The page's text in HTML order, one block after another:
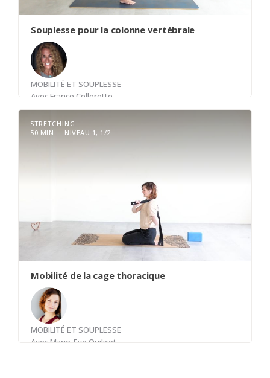
Souplesse pour la colonne vertébrale
MOBILITÉ ET SOUPLESSE
AvecFrance Collerette
rotation tout en éveillant les muscles abdominaux
profonds. Une pratique qui éveille les principes
de base du Pilates et vous permet de jumeler
mobilité et force dans votre corps.
STRETCHING
50 MIN
NIVEAU 1, 1/2
Mobilité de la cage thoracique
MOBILITÉ ET SOUPLESSE
AvecMarie-Eve Quilicot